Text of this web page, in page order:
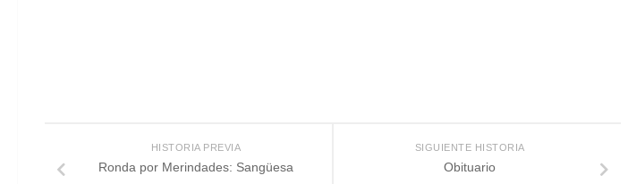
SIGUIENTE HISTORIA
Obituario
HISTORIA PREVIA
Ronda por Merindades: Sangüesa